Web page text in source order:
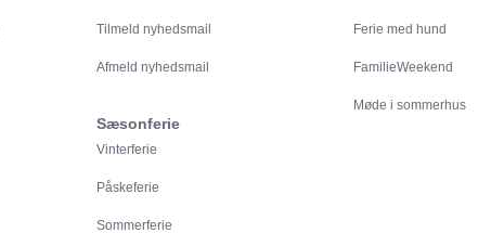
Tilmeld nyhedsmail
Afmeld nyhedsmail
Sæsonferie
Vinterferie
Påskeferie
Sommerferie
Ferie med hund
FamilieWeekend
Møde i sommerhus